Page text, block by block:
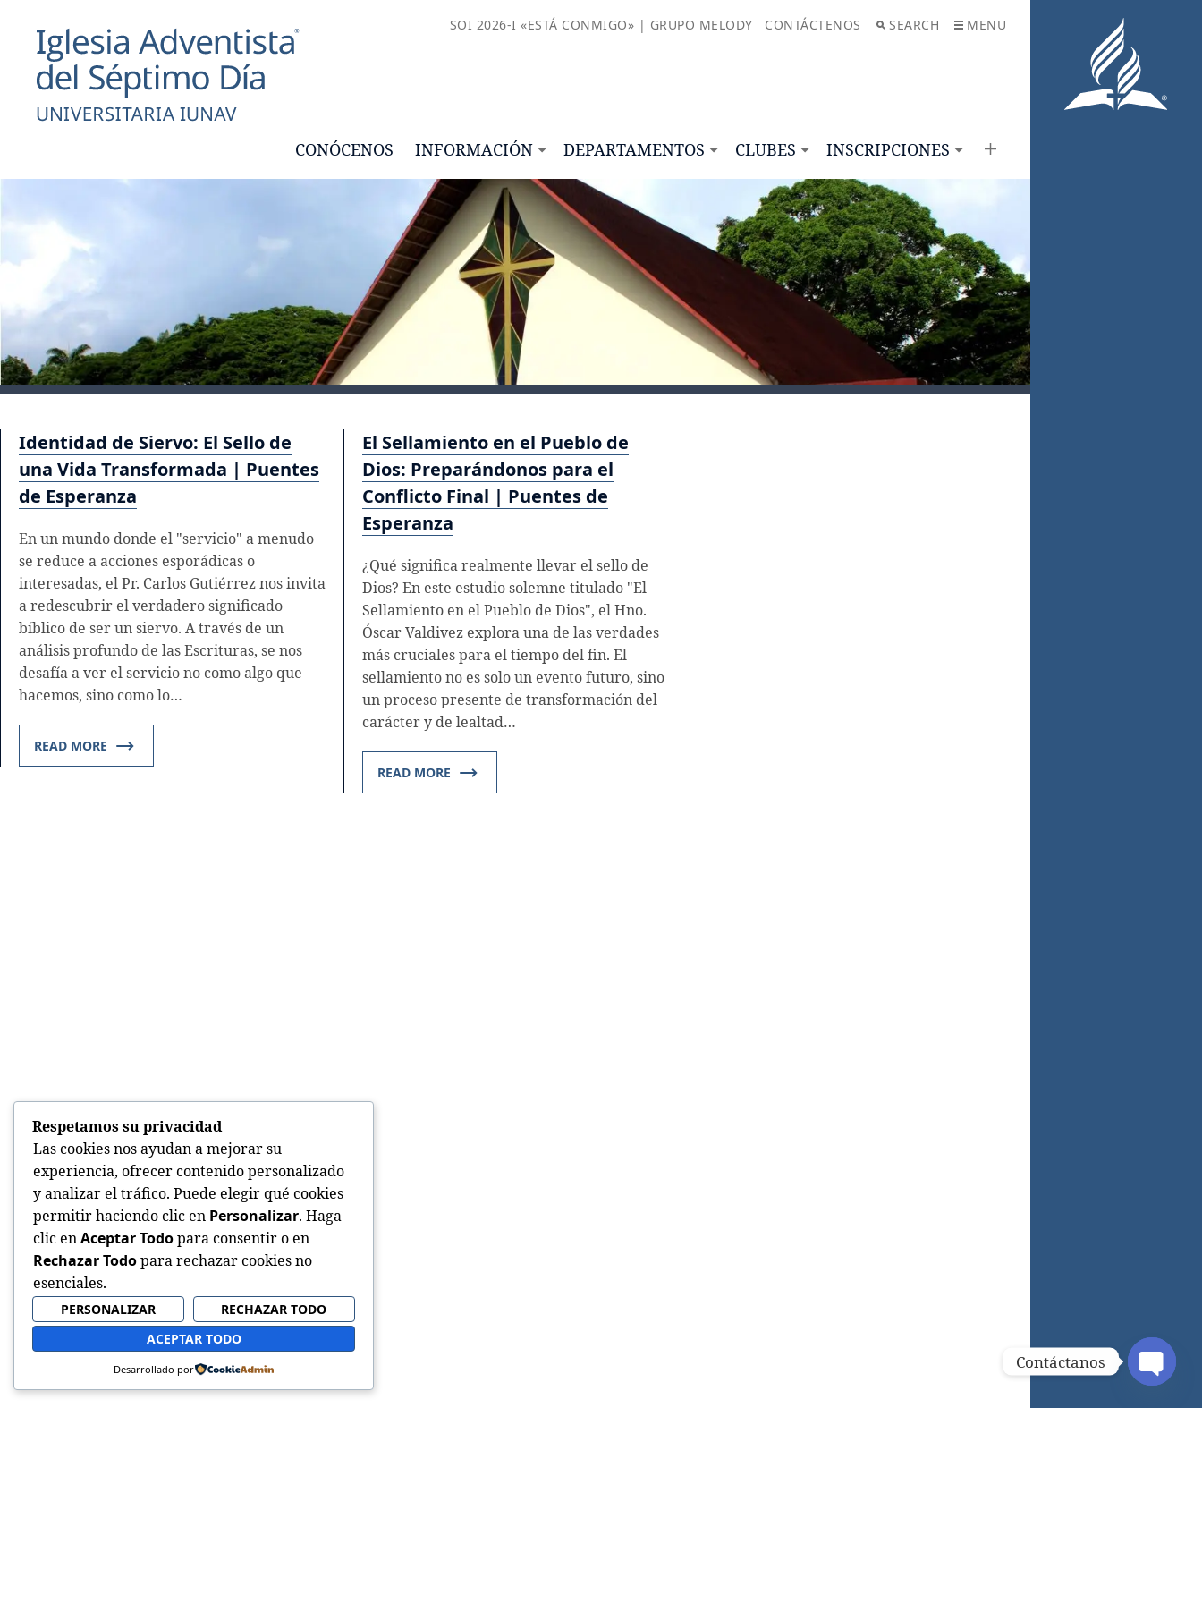
SOI 2026-I «ESTÁ CONMIGO» | GRUPO MELODY CONTÁCTENOS SEARCH MENU
CONÓCENOS INFORMACIÓN DEPARTAMENTOS CLUBES INSCRIPCIONES
Identidad de Siervo: El Sello de
una Vida Transformada | Puentes
de Esperanza
En un mundo donde el "servicio" a menudo
se reduce a acciones esporádicas o
interesadas, el Pr. Carlos Gutiérrez nos invita
a redescubrir el verdadero significado
bíblico de ser un siervo. A través de un
análisis profundo de las Escrituras, se nos
desafía a ver el servicio no como algo que
hacemos, sino como lo…
READ MORE
El Sellamiento en el Pueblo de
Dios: Preparándonos para el
Conflicto Final | Puentes de
Esperanza
¿Qué significa realmente llevar el sello de
Dios? En este estudio solemne titulado "El
Sellamiento en el Pueblo de Dios", el Hno.
Óscar Valdivez explora una de las verdades
más cruciales para el tiempo del fin. El
sellamiento no es solo un evento futuro, sino
un proceso presente de transformación del
carácter y de lealtad…
READ MORE
Respetamos su privacidad
Las cookies nos ayudan a mejorar su
experiencia, ofrecer contenido personalizado
y analizar el tráfico. Puede elegir qué cookies
permitir haciendo clic en Personalizar. Haga
clic enAceptar Todopara consentir o en
Rechazar Todopara rechazar cookies no
esenciales.
PERSONALIZAR
RECHAZAR TODO
ACEPTAR TODO
Desarrollado por Contáctanos
OPEN